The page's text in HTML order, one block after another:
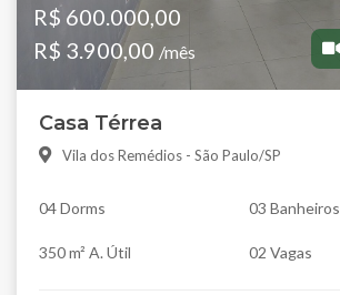
R$ 600.000,00
R$ 3.900,00 /mês
Casa Térrea
Vila dos Remédios - São Paulo/SP
04 Dorms 03 Banheiros
350 m² A. Útil 02 Vagas